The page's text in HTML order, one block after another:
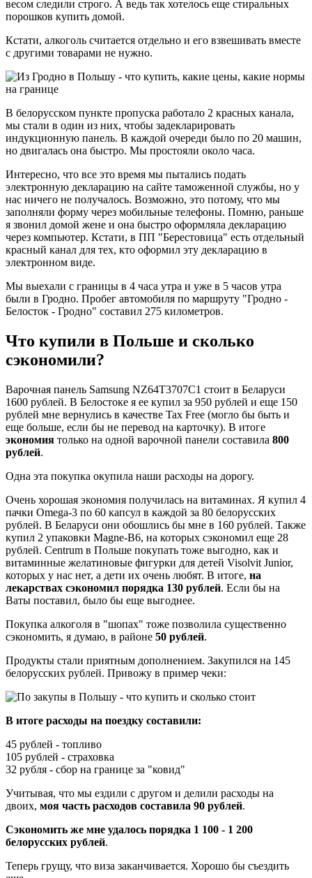
весом следили строго. А ведь так хотелось еще стиральных
порошков купить домой.
Кстати, алкоголь считается отдельно и его взвешивать вместе
с другими товарами не нужно.
В белорусском пункте пропуска работало 2 красных канала,
мы стали в один из них, чтобы задекларировать
индукционную панель. В каждой очереди было по 20 машин,
но двигалась она быстро. Мы простояли около часа.
Интересно, что все это время мы пытались подать
электронную декларацию на сайте таможенной службы, но у
нас ничего не получалось. Возможно, это потому, что мы
заполняли форму через мобильные телефоны. Помню, раньше
я звонил домой жене и она быстро оформляла декларацию
через компьютер. Кстати, в ПП "Берестовица" есть отдельный
красный канал для тех, кто оформил эту декларацию в
электронном виде.
Мы выехали с границы в 4 часа утра и уже в 5 часов утра
были в Гродно. Пробег автомобиля по маршруту "Гродно -
Белосток - Гродно" составил 275 километров.
Что купили в Польше и сколько
сэкономили?
Варочная панель Samsung NZ64T3707C1 стоит в Беларуси
1600 рублей. В Белостоке я ее купил за 950 рублей и еще 150
рублей мне вернулись в качестве Tax Free (могло бы быть и
еще больше, если бы не перевод на карточку). В итоге
экономия только на одной варочной панели составила 800
рублей.
Одна эта покупка окупила наши расходы на дорогу.
Очень хорошая экономия получилась на витаминах. Я купил 4
пачки Omega-3 по 60 капсул в каждой за 80 белорусских
рублей. В Беларуси они обошлись бы мне в 160 рублей. Также
купил 2 упаковки Mаgne-B6, на которых сэкономил еще 28
рублей. Centrum в Польше покупать тоже выгодно, как и
витаминные желатиновые фигурки для детей Visolvit Junior,
которых у нас нет, а дети их очень любят. В итоге, на
лекарствах сэкономил порядка 130 рублей. Если бы на
Ваты поставил, было бы еще выгоднее.
Покупка алкоголя в "шопах" тоже позволила существенно
сэкономить, я думаю, в районе 50 рублей.
Продукты стали приятным дополнением. Закупился на 145
белорусских рублей. Привожу в пример чеки:
В итоге расходы на поездку составили:
45 рублей - топливо
105 рублей - страховка
32 рубля - сбор на границе за "ковид"
Учитывая, что мы ездили с другом и делили расходы на
двоих, моя часть расходов составила 90 рублей.
Сэкономить же мне удалось порядка 1 100 - 1 200
белорусских рублей.
Теперь грущу, что виза заканчивается. Хорошо бы съездить